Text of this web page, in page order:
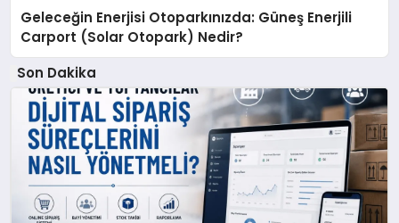
Geleceğin Enerjisi Otoparkınızda: Güneş Enerjili
Carport (Solar Otopark) Nedir?
Son Dakika